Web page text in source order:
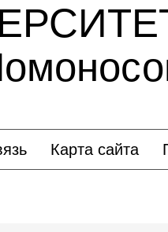
Карта сайта